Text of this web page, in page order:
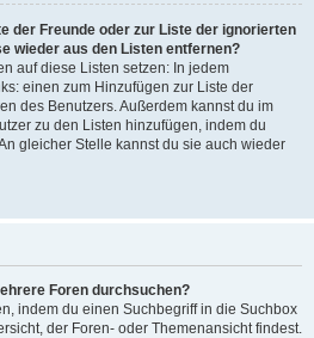
der Freunde oder zur Liste der ignorierten
wieder aus den Listen entfernen?
auf diese Listen setzen: In jedem
einen zum Hinzufügen zur Liste der
des Benutzers. Außerdem kannst du im
zu den Listen hinzufügen, indem du
gleicher Stelle kannst du sie auch wieder
Foren durchsuchen?
indem du einen Suchbegriff in die Suchbox
der Foren- oder Themenansicht findest.